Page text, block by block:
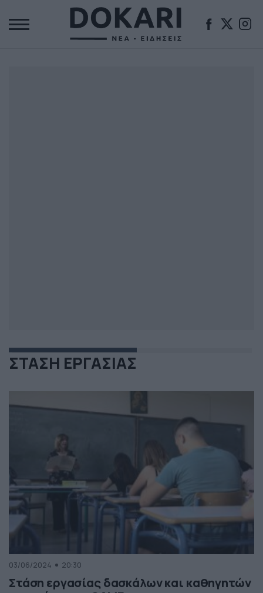
ΣΤΑΣΗ ΕΡΓΑΣΙΑΣ
03/06/2024 20:30
Στάση εργασίας δασκάλων και καθηγητών